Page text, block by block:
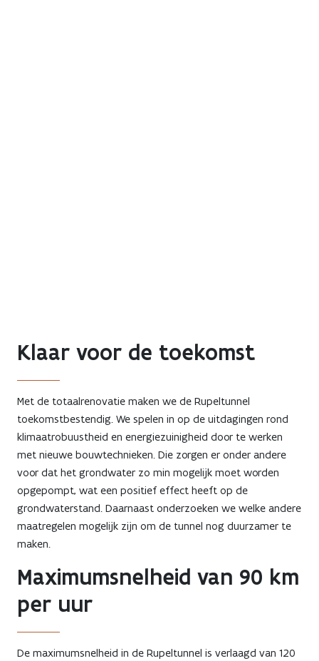
Klaar voor de toekomst
Met de totaalrenovatie maken we de Rupeltunnel
toekomstbestendig. We spelen in op de uitdagingen rond
klimaatrobuustheid en energiezuinigheid door te werken
met nieuwe bouwtechnieken. Die zorgen er onder andere
voor dat het grondwater zo min mogelijk moet worden
opgepompt, wat een positief effect heeft op de
grondwaterstand. Daarnaast onderzoeken we welke andere
maatregelen mogelijk zijn om de tunnel nog duurzamer te
maken.
Maximumsnelheid van 90 km
per uur
De maximumsnelheid in de Rupeltunnel is verlaagd van 120